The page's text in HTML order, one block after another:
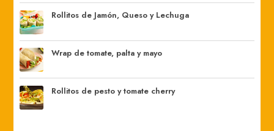
Rollitos de Jamón, Queso y Lechuga
Wrap de tomate, palta y mayo
Rollitos de pesto y tomate cherry